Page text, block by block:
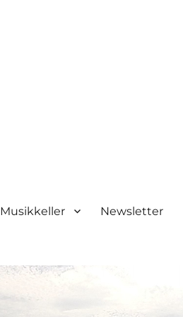
Musikkeller Newsletter